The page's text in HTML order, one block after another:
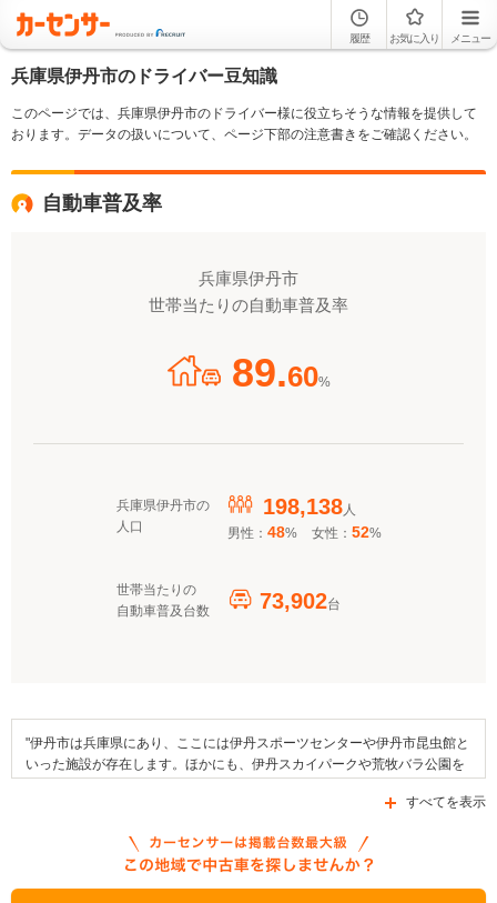
履歴 お気に入り メニュー
兵庫県伊丹市のドライバー豆知識
このページでは、兵庫県伊丹市のドライバー様に役立ちそうな情報を提供して
おります。データの扱いについて、ページ下部の注意書きをご確認ください。
自動車普及率
兵庫県伊丹市
世帯当たりの自動車普及率
89.60%
兵庫県伊丹市の
人口
198,138人
男性： 48% 女性： 52%
世帯当たりの
自動車普及台数
73,902台
"伊丹市は兵庫県にあり、ここには伊丹スポーツセンターや伊丹市昆虫館と
いった施設が存在します。ほかにも、伊丹スカイパークや荒牧バラ公園を
しては、いたみ緑化フェア物産フェアや白雪蔵まつり、桜まつりなどが挙
ています。交通面では、国道171号線や県道13号線、県道142号線をはじ
めとする道路を利用することが可能であるほか、阪急電鉄・伊丹線がエリ
ア内に乗り入れています。なお、市内に存在する自動車補助金制度として
すべてを表示